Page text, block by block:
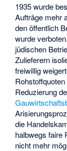
1935 wurde
Aufträge mehr
den öffentlich
wurde
jüdischen
Zulieferern
freiwillig
Reduzierung
die
halbwegs faire
nicht mehr